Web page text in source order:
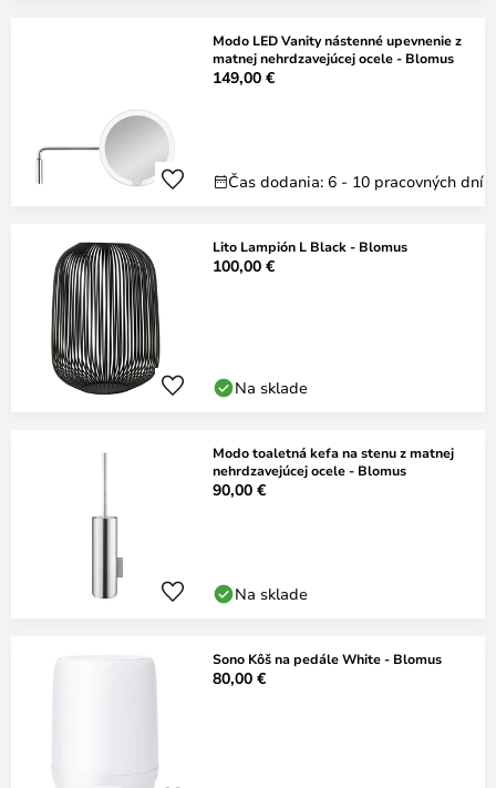
Modo LED Vanity nástenné upevnenie z
matnej nehrdzavejúcej ocele - Blomus
149,00 €
Čas dodania: 6 - 10 pracovných dní
Lito Lampión L Black - Blomus
100,00 €
Na sklade
Modo toaletná kefa na stenu z matnej
nehrdzavejúcej ocele - Blomus
90,00 €
Na sklade
Sono Kôš na pedále White - Blomus
80,00 €